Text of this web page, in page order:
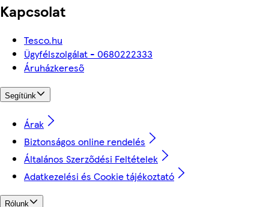
Kapcsolat
Tesco.hu
Ügyfélszolgálat - 0680222333
Áruházkereső
Segítünk
Árak
Biztonságos online rendelés
Általános Szerződési Feltételek
Adatkezelési és Cookie tájékoztató
Rólunk